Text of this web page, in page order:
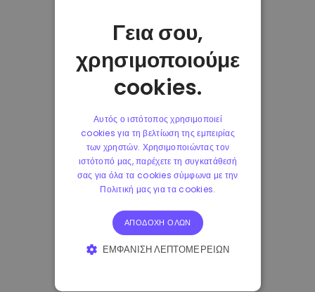
Γεια σου,
χρησιμοποιούμε
cookies.
Αυτός ο ιστότοπος χρησιμοποιεί
cookies για τη βελτίωση της εμπειρίας
των χρηστών. Χρησιμοποιώντας τον
ιστότοπό μας, παρέχετε τη συγκατάθεσή
σας για όλα τα cookies σύμφωνα με την
Πολιτική μας για τα cookies.
ΑΠΟΔΟΧΉ ΌΛΩΝ
ΕΜΦΆΝΙΣΗ ΛΕΠΤΟΜΕΡΕΙΏΝ